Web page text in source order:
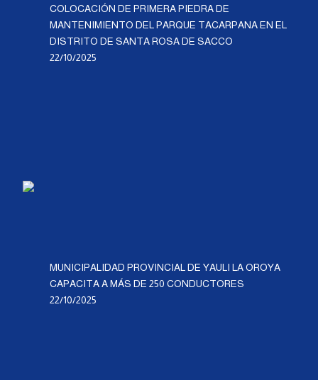
COLOCACIÓN DE PRIMERA PIEDRA DE
MANTENIMIENTO DEL PARQUE TACARPANA EN EL
DISTRITO DE SANTA ROSA DE SACCO
22/10/2025
MUNICIPALIDAD PROVINCIAL DE YAULI LA OROYA
CAPACITA A MÁS DE 250 CONDUCTORES
22/10/2025